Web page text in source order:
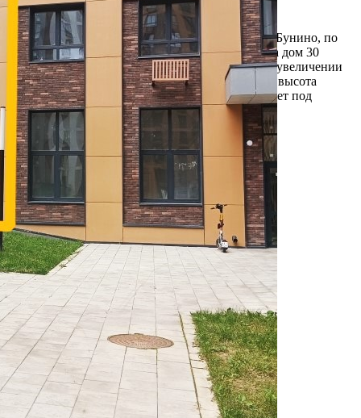
Москва / Московская обл
Получить контакты
Посмотреть на карте
Сдается в долгосрочную аренду ПСН в ЖК Эко Бунино, по
адресу: г. Москва, р-н Коммунарка, пр-т Куприна дом 30
корпус 1 общей площадью 58,9 кв. м. Возможно увеличении
площади до 85 кв. м. за счет возведения 2 этажа, высота
потолка позволяет. Помещение идеально подойдет под
размещение семейного кафе, пиццерию, м...
302 (+1)
Навигация
Характеристики
О помещении
Где находится
Контакты
Другие объявления
Характеристики помещения
№ объявления
117474
Дата размещения
19.09.2025
Город
Москва
Адрес
Коммунарка район, Куприна проспект, д.30к1
Расположено
Этаж